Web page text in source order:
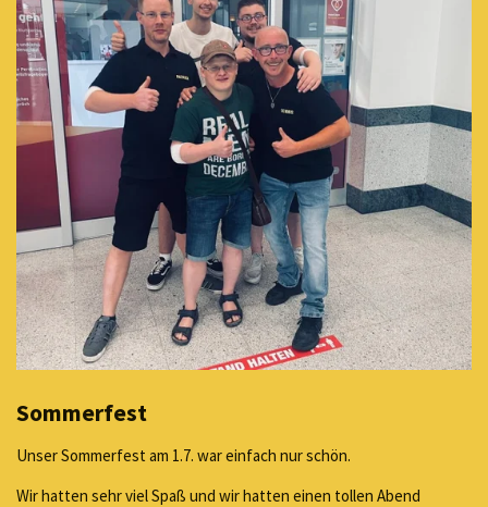
Sommerfest
Unser Sommerfest am 1.7. war einfach nur schön.
Wir hatten sehr viel Spaß und wir hatten einen tollen Abend